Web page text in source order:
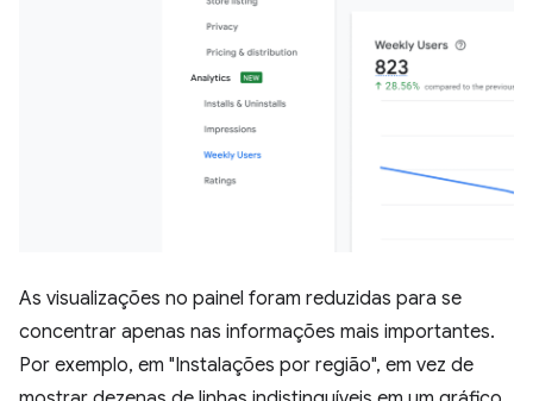
As visualizações no painel foram reduzidas para se
concentrar apenas nas informações mais importantes.
Por exemplo, em "Instalações por região", em vez de